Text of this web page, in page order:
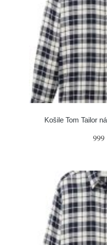
Košile Tom Tailor